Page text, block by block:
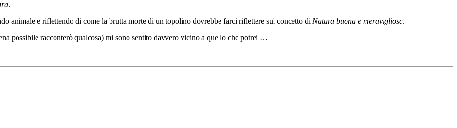
.
animale e riflettendo di come la brutta morte di un topolino dovrebbe farci riflettere sul concetto di Natura buona e meravigliosa.
possibile racconterò qualcosa) mi sono sentito davvero vicino a quello che potrei …